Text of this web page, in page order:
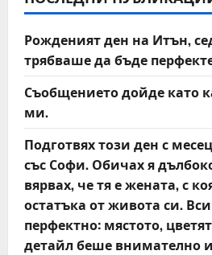
i
g
a
t
i
o
n
Рожденият ден на Итън,
трябваше да бъде
Съобщението дойде като
ми.
Подготвях този ден с
със Софи. Обичах я
вярвах, че тя е жената, с
остатъка от живота си.
перфектно: мястото,
детайл беше внимателно